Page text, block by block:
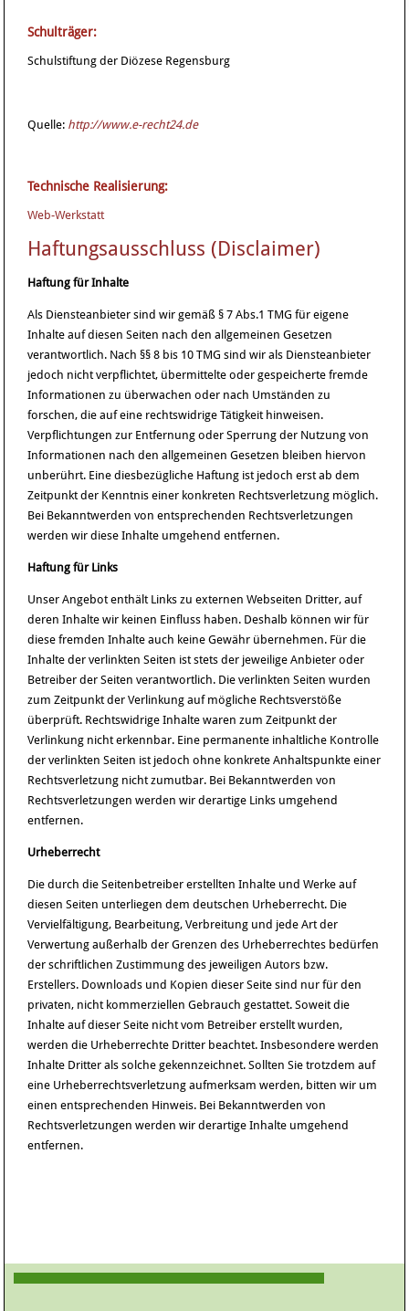
Schulträger:
Schulstiftung der Diözese Regensburg
Quelle: http://www.e-recht24.de
Technische Realisierung:
Web-Werkstatt
Haftungsausschluss (Disclaimer)
Haftung für Inhalte
Als Diensteanbieter sind wir gemäß § 7 Abs.1 TMG für eigene
Inhalte auf diesen Seiten nach den allgemeinen Gesetzen
verantwortlich. Nach §§ 8 bis 10 TMG sind wir als Diensteanbieter
jedoch nicht verpflichtet, übermittelte oder gespeicherte fremde
Informationen zu überwachen oder nach Umständen zu
forschen, die auf eine rechtswidrige Tätigkeit hinweisen.
Verpflichtungen zur Entfernung oder Sperrung der Nutzung von
Informationen nach den allgemeinen Gesetzen bleiben hiervon
unberührt. Eine diesbezügliche Haftung ist jedoch erst ab dem
Zeitpunkt der Kenntnis einer konkreten Rechtsverletzung möglich.
Bei Bekanntwerden von entsprechenden Rechtsverletzungen
werden wir diese Inhalte umgehend entfernen.
Haftung für Links
Unser Angebot enthält Links zu externen Webseiten Dritter, auf
deren Inhalte wir keinen Einfluss haben. Deshalb können wir für
diese fremden Inhalte auch keine Gewähr übernehmen. Für die
Inhalte der verlinkten Seiten ist stets der jeweilige Anbieter oder
Betreiber der Seiten verantwortlich. Die verlinkten Seiten wurden
zum Zeitpunkt der Verlinkung auf mögliche Rechtsverstöße
überprüft. Rechtswidrige Inhalte waren zum Zeitpunkt der
Verlinkung nicht erkennbar. Eine permanente inhaltliche Kontrolle
der verlinkten Seiten ist jedoch ohne konkrete Anhaltspunkte einer
Rechtsverletzung nicht zumutbar. Bei Bekanntwerden von
Rechtsverletzungen werden wir derartige Links umgehend
entfernen.
Urheberrecht
Die durch die Seitenbetreiber erstellten Inhalte und Werke auf
diesen Seiten unterliegen dem deutschen Urheberrecht. Die
Vervielfältigung, Bearbeitung, Verbreitung und jede Art der
Verwertung außerhalb der Grenzen des Urheberrechtes bedürfen
der schriftlichen Zustimmung des jeweiligen Autors bzw.
Erstellers. Downloads und Kopien dieser Seite sind nur für den
privaten, nicht kommerziellen Gebrauch gestattet. Soweit die
Inhalte auf dieser Seite nicht vom Betreiber erstellt wurden,
werden die Urheberrechte Dritter beachtet. Insbesondere werden
Inhalte Dritter als solche gekennzeichnet. Sollten Sie trotzdem auf
eine Urheberrechtsverletzung aufmerksam werden, bitten wir um
einen entsprechenden Hinweis. Bei Bekanntwerden von
Rechtsverletzungen werden wir derartige Inhalte umgehend
entfernen.